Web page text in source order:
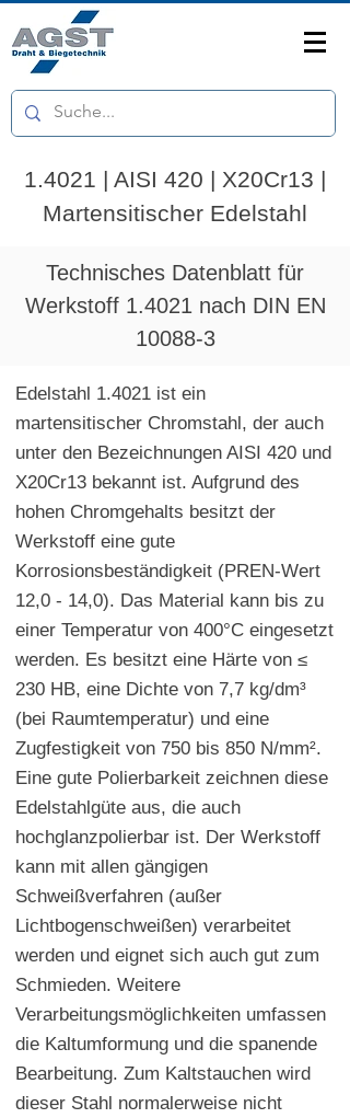
1.4021 | AISI 420 | X20Cr13 |
Martensitischer Edelstahl
Technisches Datenblatt für
Werkstoff 1.4021 nach DIN EN
10088-3
Edelstahl 1.4021 ist ein
martensitischer Chromstahl, der auch
unter den Bezeichnungen AISI 420 und
X20Cr13 bekannt ist. Aufgrund des
hohen Chromgehalts besitzt der
Werkstoff eine gute
Korrosionsbeständigkeit (PREN-Wert
12,0 - 14,0). Das Material kann bis zu
einer Temperatur von 400°C eingesetzt
werden. Es besitzt eine Härte von ≤
230 HB, eine Dichte von 7,7 kg/dm³
(bei Raumtemperatur) und eine
Zugfestigkeit von 750 bis 850 N/mm².
Eine gute Polierbarkeit zeichnen diese
Edelstahlgüte aus, die auch
hochglanzpolierbar ist. Der Werkstoff
kann mit allen gängigen
Schweißverfahren (außer
Lichtbogenschweißen) verarbeitet
werden und eignet sich auch gut zum
Schmieden. Weitere
Verarbeitungsmöglichkeiten umfassen
die Kaltumformung und die spanende
Bearbeitung. Zum Kaltstauchen wird
dieser Stahl normalerweise nicht